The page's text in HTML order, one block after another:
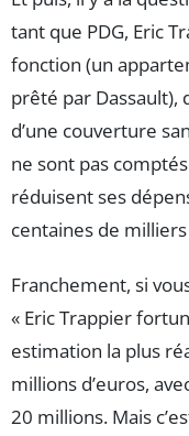
tant que PDG, Eric
fonction (un
prêté par Dassault),
d’une couverture
ne sont pas
réduisent ses
centaines de milliers
Franchement, si
« Eric Trappier
estimation la plus
millions d’euros,
20 millions. Mais